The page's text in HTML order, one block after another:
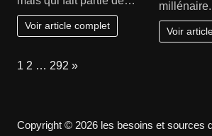
Voir article complet Voir
Page:
1 2 … 292 Next
»
Copyright © 2026 les besoins et sources